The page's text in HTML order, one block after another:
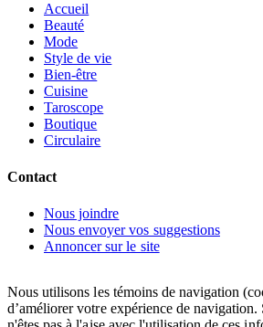
Accueil
Beauté
Mode
Style de vie
Bien-être
Cuisine
Taroscope
Boutique
Circulaire
Contact
Nous joindre
Nous envoyer vos suggestions
Annoncer sur le site
Nous utilisons les témoins de navigation
d’améliorer votre expérience de navigation.